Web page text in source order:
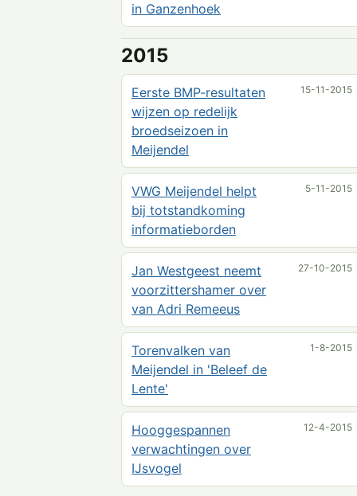
in Ganzenhoek
2015
Eerste BMP-resultaten
wijzen op redelijk
broedseizoen in
Meijendel
15-11-2015
VWG Meijendel helpt
bij totstandkoming
informatieborden
5-11-2015
Jan Westgeest neemt
voorzittershamer over
van Adri Remeeus
27-10-2015
Torenvalken van
Meijendel in 'Beleef de
Lente'
1-8-2015
Hooggespannen
verwachtingen over
IJsvogel
12-4-2015